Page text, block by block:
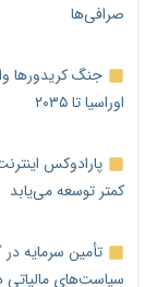
صرافی‌ها
اوراسیا تا ۲۰۳۵
پارادوکس
کمتر توسعه می‌یابد
تأمین سرمایه
سیاست‌های مالیاتی